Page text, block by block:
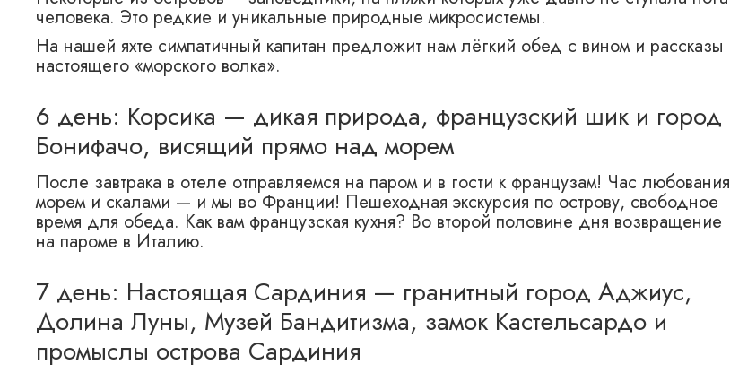
человека. Это редкие и уникальные природные микросистемы.
На нашей яхте симпатичный капитан предложит нам лёгкий обед с вином и рассказы
настоящего «морского волка».
6 день: Корсика — дикая природа, французский шик и город
Бонифачо, висящий прямо над морем
После завтрака в отеле отправляемся на паром и в гости к французам! Час любования
морем и скалами — и мы во Франции! Пешеходная экскурсия по острову, свободное
время для обеда. Как вам французская кухня? Во второй половине дня возвращение
на пароме в Италию.
7 день: Настоящая Сардиния — гранитный город Аджиус,
Долина Луны, Музей Бандитизма, замок Кастельсардо и
промыслы острова Сардиния